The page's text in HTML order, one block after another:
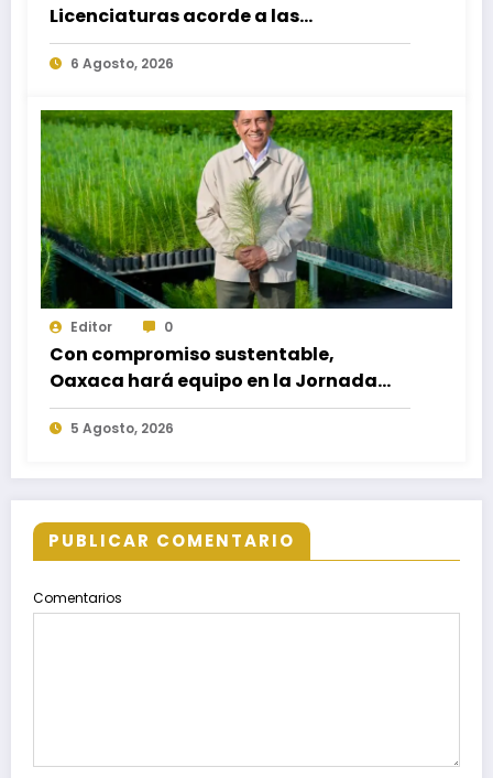
Licenciaturas acorde a las
necesidades educativas de los
egresados de escuelas del nivel medio
6 Agosto, 2026
Editor 0
Con compromiso sustentable,
Oaxaca hará equipo en la Jornada
Nacional de Reforestación 2026
5 Agosto, 2026
PUBLICAR COMENTARIO
Comentarios